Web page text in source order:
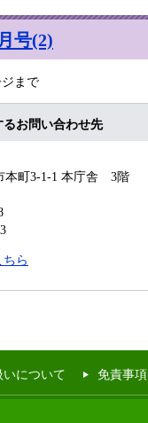
号(2)
まで
お問い合わせ先
本町3-1-1 本庁舎 3階
ら
について 免責事項